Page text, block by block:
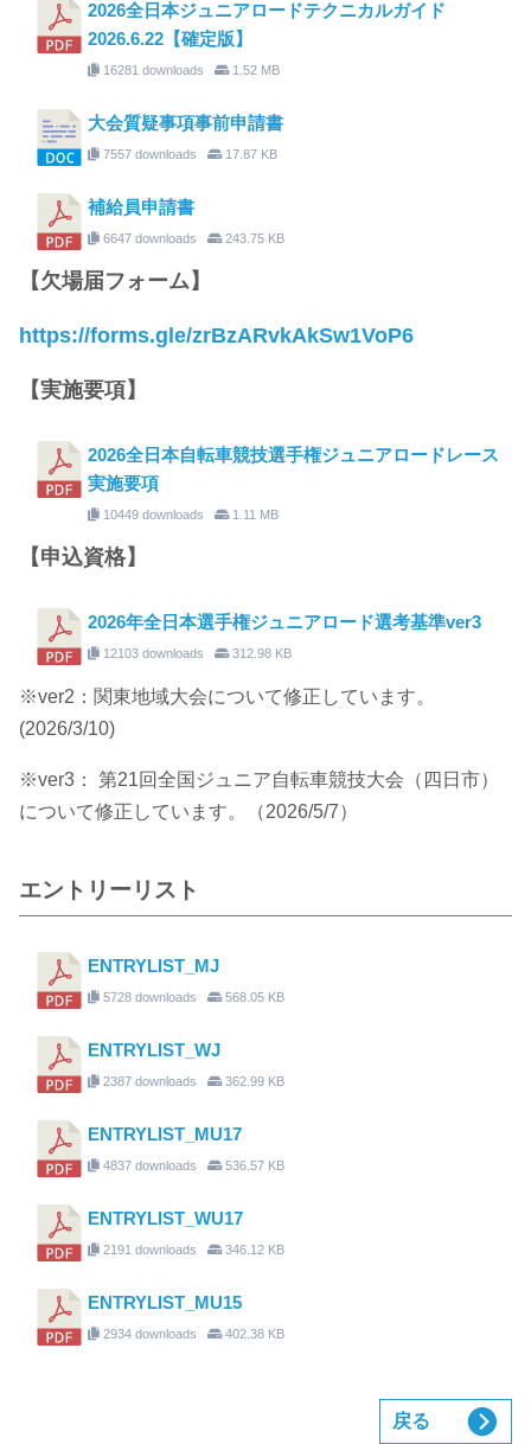
2026全日本ジュニアロードテクニカルガイド
2026.6.22【確定版】
16281 downloads 1.52 MB
大会質疑事項事前申請書
7557 downloads 17.87 KB
補給員申請書
6647 downloads 243.75 KB
【欠場届フォーム】
https://forms.gle/zrBzARvkAkSw1VoP6
【実施要項】
2026全日本自転車競技選手権ジュニアロードレース
実施要項
10449 downloads 1.11 MB
【申込資格】
2026年全日本選手権ジュニアロード選考基準ver3
12103 downloads 312.98 KB
※ver2：関東地域大会について修正しています。
(2026/3/10)
※ver3： 第21回全国ジュニア自転車競技大会（四日市）
について修正しています。（2026/5/7）
エントリーリスト
ENTRYLIST_MJ
5728 downloads 568.05 KB
ENTRYLIST_WJ
2387 downloads 362.99 KB
ENTRYLIST_MU17
4837 downloads 536.57 KB
ENTRYLIST_WU17
2191 downloads 346.12 KB
ENTRYLIST_MU15
2934 downloads 402.38 KB
戻る